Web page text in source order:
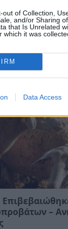
out of Collection,
and/or Sharing
that Is Unrelated
which it was
Data Access
κρούσμα
–